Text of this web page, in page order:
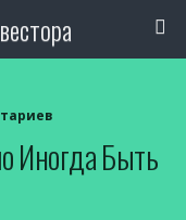
Иногда Быть